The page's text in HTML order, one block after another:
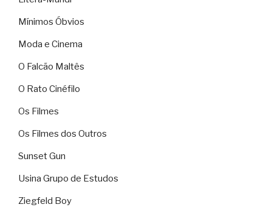
Mínimos Óbvios
Moda e Cinema
O Falcão Maltês
O Rato Cinéfilo
Os Filmes
Os Filmes dos Outros
Sunset Gun
Usina Grupo de Estudos
Ziegfeld Boy